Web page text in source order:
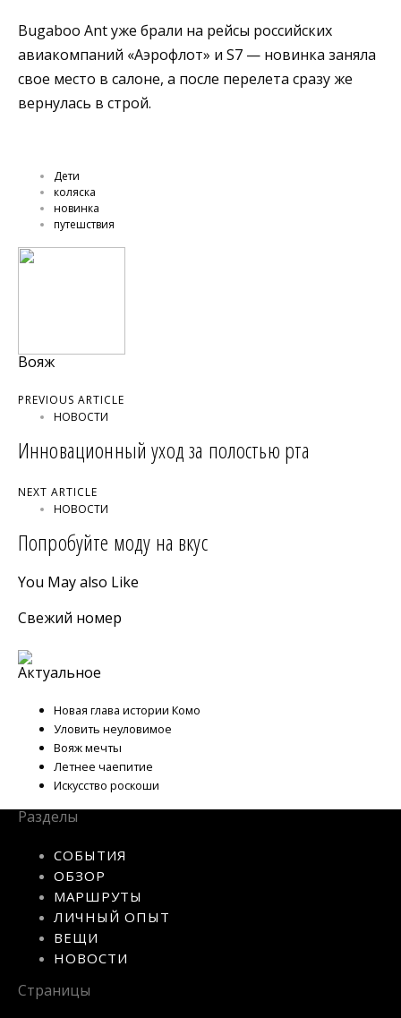
Bugaboo Ant уже брали на рейсы российских
авиакомпаний «Аэрофлот» и S7 — новинка заняла
свое место в салоне, а после перелета сразу же
вернулась в строй.
Дети
коляска
новинка
путешствия
Вояж
PREVIOUS ARTICLE
НОВОСТИ
Инновационный уход за полостью рта
NEXT ARTICLE
НОВОСТИ
Попробуйте моду на вкус
You May also Like
Свежий номер
Актуальное
Новая глава истории Комо
Уловить неуловимое
Вояж мечты
Летнее чаепитие
Искусство роскоши
Разделы
СОБЫТИЯ
ОБЗОР
МАРШРУТЫ
ЛИЧНЫЙ ОПЫТ
ВЕЩИ
НОВОСТИ
Страницы